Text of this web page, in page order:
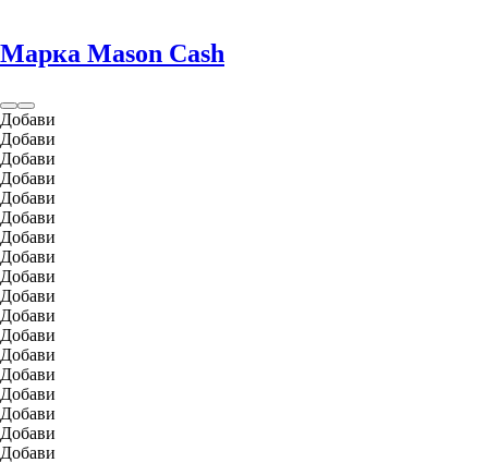
Марка Mason Cash
Добави
Добави
Добави
Добави
Добави
Добави
Добави
Добави
Добави
Добави
Добави
Добави
Добави
Добави
Добави
Добави
Добави
Добави